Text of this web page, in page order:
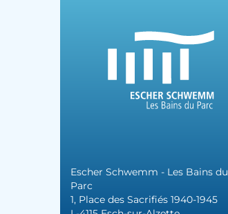
Escher Schwemm - Les Bains du
Parc
1, Place des Sacrifiés 1940-1945